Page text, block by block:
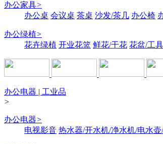
办公家具>
办公桌 会议桌 茶桌 沙发/茶几 办公椅
办公绿植>
花卉绿植 开业花篮 鲜花/干花 花盆/工具
办公电器 | 工业品
>
办公电器>
电视影音 热水器/开水机/净水机/电水